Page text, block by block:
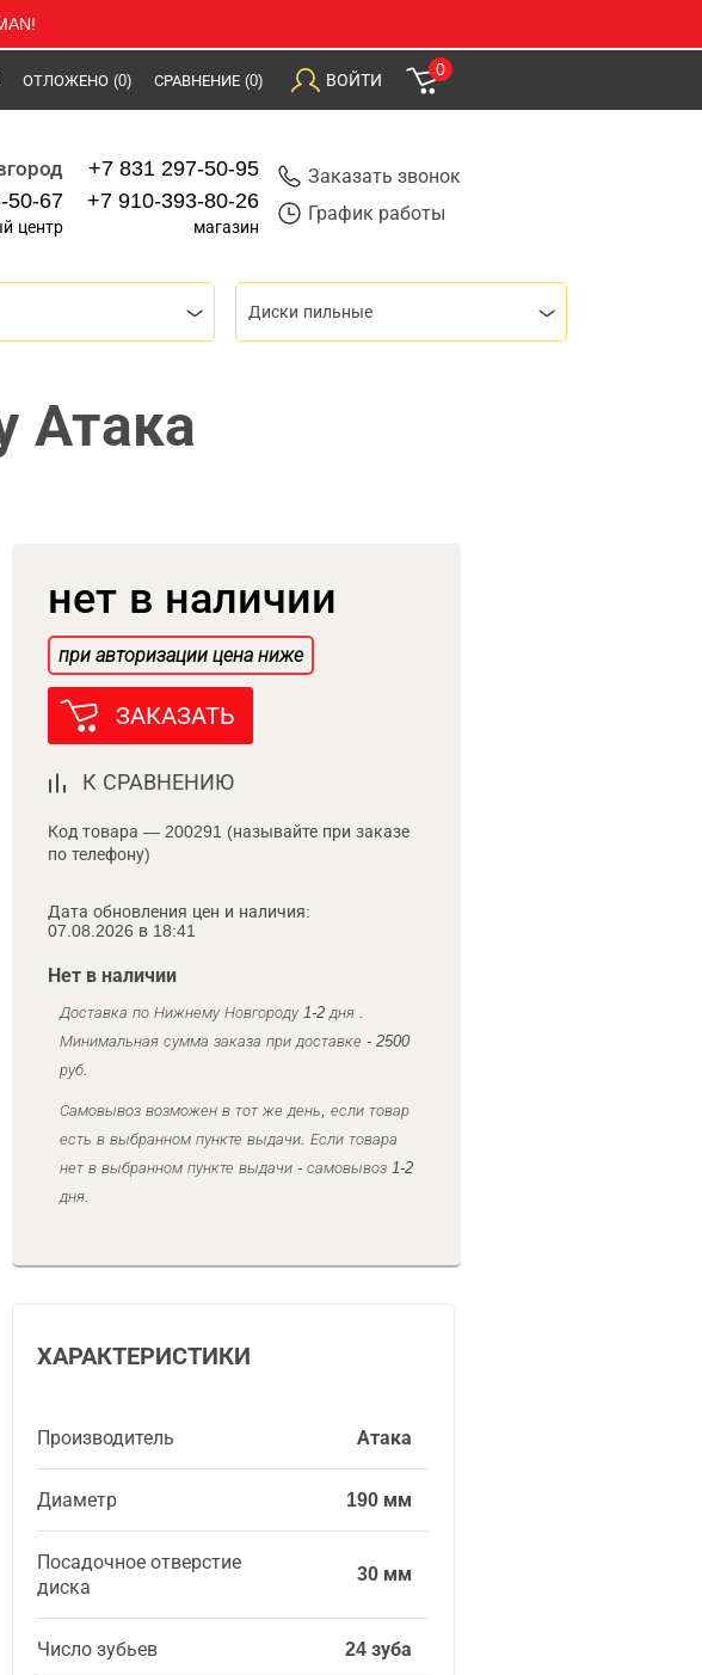
ОТЛОЖЕНО (0) СРАВНЕНИЕ (0) ВОЙТИ
0
50-67
центр
+7 831 297-50-95
+7 910-393-80-26
магазин
Заказать звонок
График работы
Диски пильные
Атака
нет в наличии
при авторизации цена ниже
ЗАКАЗАТЬ
К СРАВНЕНИЮ
Код товара — 200291 (называйте при заказе
по телефону)
Дата обновления цен и наличия:
07.08.2026 в 18:41
Нет в наличии
Доставка по Нижнему Новгороду 1-2 дня .
Минимальная сумма заказа при доставке - 2500
руб.
Самовывоз возможен в тот же день, если товар
есть в выбранном пункте выдачи. Если товара
нет в выбранном пункте выдачи - самовывоз 1-2
дня.
ХАРАКТЕРИСТИКИ
Производитель Атака
Диаметр 190 мм
Посадочное отверстие
диска
30 мм
Число зубьев 24 зуба